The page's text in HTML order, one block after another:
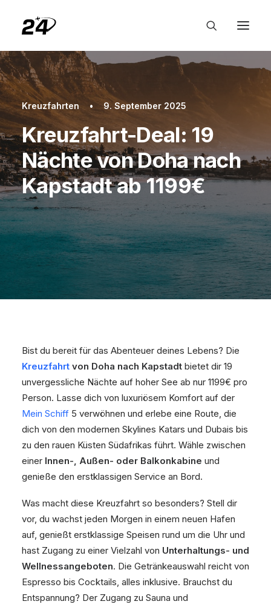
Kreuzfahrten • 9. September 2025
Kreuzfahrt-Deal: 19
Nächte von Doha nach
Kapstadt ab 1199€
Bist du bereit für das Abenteuer deines Lebens? Die
Kreuzfahrt von Doha nach Kapstadt bietet dir 19
unvergessliche Nächte auf hoher See ab nur 1199€ pro
Person. Lasse dich von luxuriösem Komfort auf der
Mein Schiff 5 verwöhnen und erlebe eine Route, die
dich von den modernen Skylines Katars und Dubais bis
zu den rauen Küsten Südafrikas führt. Wähle zwischen
einer Innen-, Außen- oder Balkonkabine und
genieße den erstklassigen Service an Bord.
Was macht diese Kreuzfahrt so besonders? Stell dir
vor, du wachst jeden Morgen in einem neuen Hafen
auf, genießt erstklassige Speisen rund um die Uhr und
hast Zugang zu einer Vielzahl von Unterhaltungs- und
Wellnessangeboten. Die Getränkeauswahl reicht von
Espresso bis Cocktails, alles inklusive. Brauchst du
Entspannung? Der Zugang zu Sauna und